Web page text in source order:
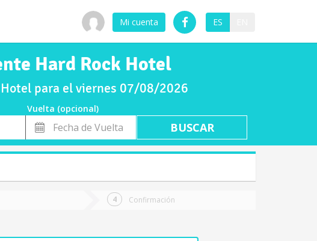
Mi cuenta ES
Hard Rock Hotel
Hotel para el viernes 07/08/2026
Vuelta (opcional)
Fecha
de
Vuelta
Confirmación